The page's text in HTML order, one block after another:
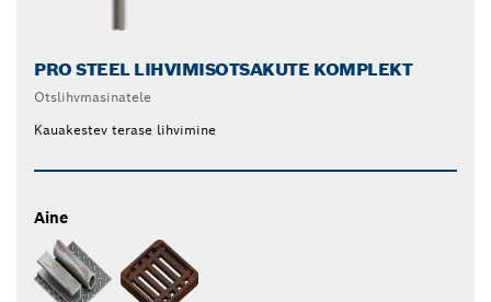
PRO STEEL LIHVIMISOTSAKUTE KOMPLEKT
Otslihvmasinatele
Kauakestev terase lihvimine
Aine